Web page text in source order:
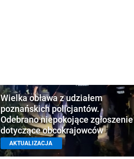
Wielka obława z udziałem
poznańskich policjantów.
Odebrano niepokojące zgłoszenie
dotyczące obcokrajowców
AKTUALIZACJA